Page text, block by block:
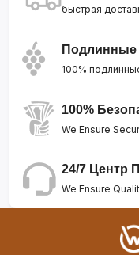
быстрая
100%
100%
We Ensure
24/7 Центр
We Ensure